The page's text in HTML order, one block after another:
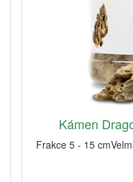
Kámen
Frakce 5 - 15